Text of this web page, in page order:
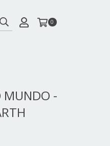
0
MUNDO -